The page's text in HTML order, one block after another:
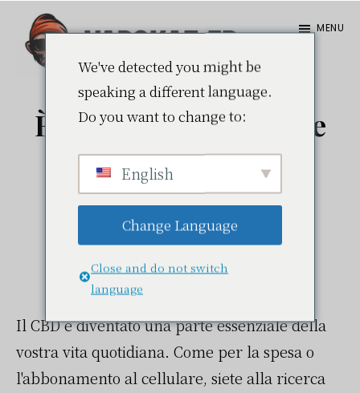
Passa
contenuto
Passa
alla
barra
primaria
Vapokaz.com
MENU
È possibile acquistare
CBD a prezzi
all'ingrosso!
28 marzo 2025daJulien
Il CBD è diventato una parte essenziale della
vostra vita quotidiana. Come per la spesa o
l'abbonamento al cellulare, siete alla ricerca
We've detected you might be
speaking a different language.
Do you want to change to:
English
Change Language
Close and do not switch
language